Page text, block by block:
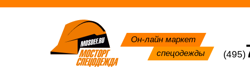
Он-лайн маркет
спецодежды
(495)